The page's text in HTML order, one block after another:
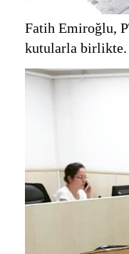
Fatih Emiroğlu,
kutularla birlikte.